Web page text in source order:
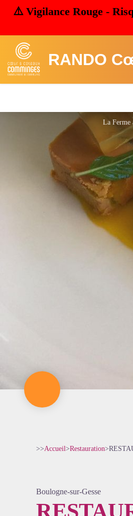
⚠️ Vigilance Rouge -
RANDO
>>Accueil>Restauration>
Boulogne-sur-Gesse